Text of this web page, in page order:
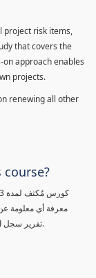
project risk items,
that covers the
approach enables
projects.
renewing all other
معرفة أي معلومة
تقرير سجل المخاطر بالإضافة الى المقدرة التامية لإدارة مخاطر المشاريع.